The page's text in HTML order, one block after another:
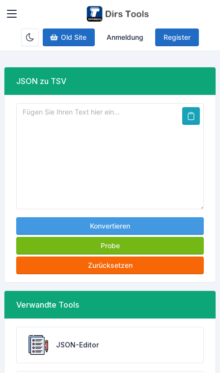
Old Site Anmeldung Register
JSON zu TSV
Konvertieren
Probe
Zurücksetzen
Verwandte Tools
JSON-Editor